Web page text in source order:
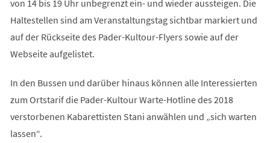
von 14 bis 19 Uhr unbegrenzt ein- und wieder aussteigen. Die
Haltestellen sind am Veranstaltungstag sichtbar markiert und
auf der Rückseite des Pader-Kultour-Flyers sowie auf der
Webseite aufgelistet.
In den Bussen und darüber hinaus können alle Interessierten
zum Ortstarif die Pader-Kultour Warte-Hotline des 2018
verstorbenen Kabarettisten Stani anwählen und „sich warten
lassen“.